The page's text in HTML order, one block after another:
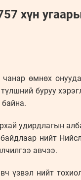
хүн
өмнөх
буруу
удирдлагын
нийт
авчээ.
үзвэл нийт